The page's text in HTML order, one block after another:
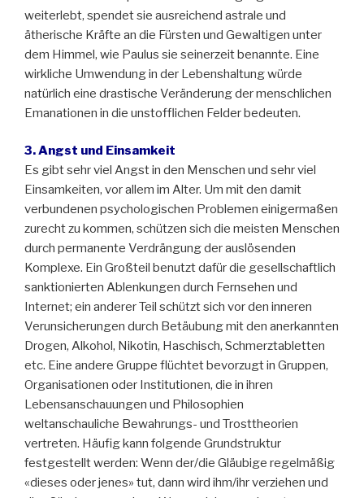
weiterlebt, spendet sie ausreichend astrale und
ätherische Kräfte an die Fürsten und Gewaltigen unter
dem Himmel, wie Paulus sie seinerzeit benannte. Eine
wirkliche Umwendung in der Lebenshaltung würde
natürlich eine drastische Veränderung der menschlichen
Emanationen in die unstofflichen Felder bedeuten.
3. Angst und Einsamkeit
Es gibt sehr viel Angst in den Menschen und sehr viel
Einsamkeiten, vor allem im Alter. Um mit den damit
verbundenen psychologischen Problemen einigermaßen
zurecht zu kommen, schützen sich die meisten Menschen
durch permanente Verdrängung der auslösenden
Komplexe. Ein Großteil benutzt dafür die gesellschaftlich
sanktionierten Ablenkungen durch Fernsehen und
Internet; ein anderer Teil schützt sich vor den inneren
Verunsicherungen durch Betäubung mit den anerkannten
Drogen, Alkohol, Nikotin, Haschisch, Schmerztabletten
etc. Eine andere Gruppe flüchtet bevorzugt in Gruppen,
Organisationen oder Institutionen, die in ihren
Lebensanschauungen und Philosophien
weltanschauliche Bewahrungs- und Trosttheorien
vertreten. Häufig kann folgende Grundstruktur
festgestellt werden: Wenn der/die Gläubige regelmäßig
«dieses oder jenes» tut, dann wird ihm/ihr verziehen und